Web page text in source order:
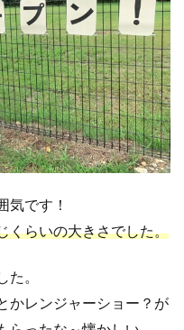
気です！
くらいの大きさでした。
た。
かレンジャーショー？が